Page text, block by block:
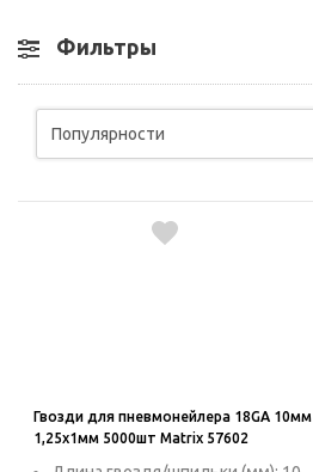
Фильтры
Гвозди для пневмонейлера 18GA 10мм
1,25х1мм 5000шт Matrix 57602